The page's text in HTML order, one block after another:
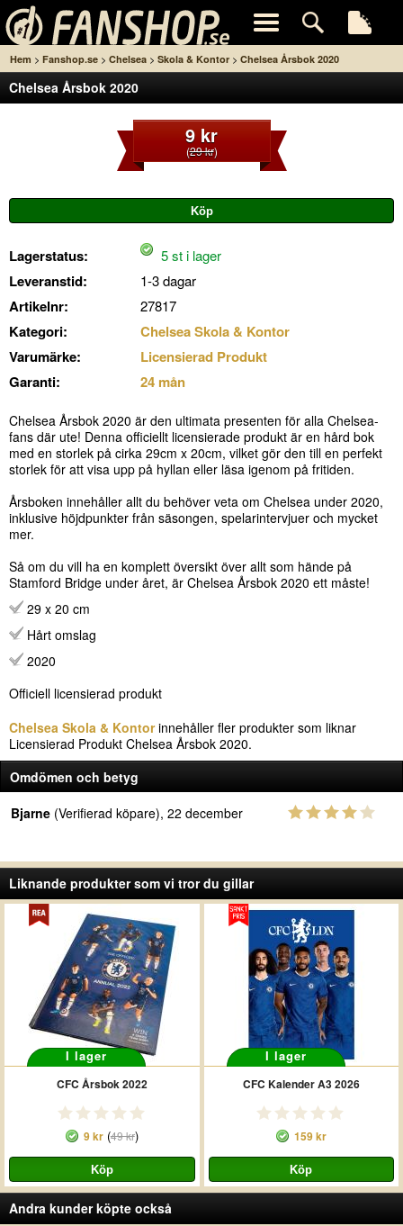
Hem > Fanshop.se > Chelsea > Skola & Kontor > Chelsea Årsbok 2020
Chelsea Årsbok 2020
9 kr
(29 kr)
Lagerstatus: 5 st i lager
Leveranstid: 1-3 dagar
Artikelnr: 27817
Kategori:
Chelsea Skola & Kontor
Varumärke:
Licensierad Produkt
Garanti:
24 mån
Chelsea Årsbok 2020 är den ultimata presenten för alla Chelsea-
fans där ute! Denna officiellt licensierade produkt är en hård bok
med en storlek på cirka 29cm x 20cm, vilket gör den till en perfekt
storlek för att visa upp på hyllan eller läsa igenom på fritiden.
Årsboken innehåller allt du behöver veta om Chelsea under 2020,
inklusive höjdpunkter från säsongen, spelarintervjuer och mycket
mer.
Så om du vill ha en komplett översikt över allt som hände på
Stamford Bridge under året, är Chelsea Årsbok 2020 ett måste!
29 x 20 cm
Hårt omslag
2020
Officiell licensierad produkt
Chelsea Skola & Kontorinnehåller fler produkter som liknar
Licensierad Produkt Chelsea Årsbok 2020.
Omdömen och betyg
Bjarne (Verifierad köpare), 22 december
Liknande produkter som vi tror du gillar
I lager
CFC Årsbok 2022
9 kr(49 kr)
I lager
CFC Kalender A3 2026
159 kr
Andra kunder köpte också